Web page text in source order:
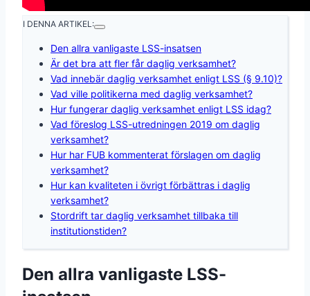
I DENNA ARTIKEL:
Den allra vanligaste LSS-insatsen
Är det bra att fler får daglig verksamhet?
Vad innebär daglig verksamhet enligt LSS (§ 9.10)?
Vad ville politikerna med daglig verksamhet?
Hur fungerar daglig verksamhet enligt LSS idag?
Vad föreslog LSS-utredningen 2019 om daglig
verksamhet?
Hur har FUB kommenterat förslagen om daglig
verksamhet?
Hur kan kvaliteten i övrigt förbättras i daglig
verksamhet?
Stordrift tar daglig verksamhet tillbaka till
institutionstiden?
Den allra vanligaste LSS-